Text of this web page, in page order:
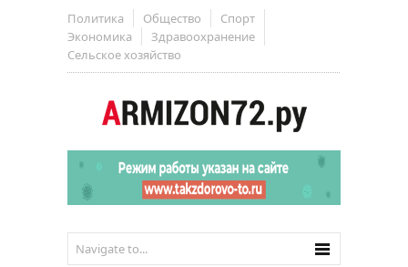
Политика Общество
Спорт
Экономика
Здравоохранение
Сельское хозяйство